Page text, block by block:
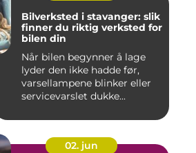
Bilverksted i stavanger: slik
finner du riktig verksted for
bilen din
Når bilen begynner å lage
lyder den ikke hadde før,
varsellampene blinker eller
servicevarslet dukke...
02. jun